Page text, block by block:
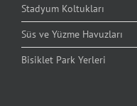
Stadyum Koltukları
Süs ve Yüzme Havuzları
Bisiklet Park Yerleri